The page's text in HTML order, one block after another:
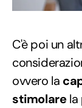
C'è poi un
ovvero la
stimolarela